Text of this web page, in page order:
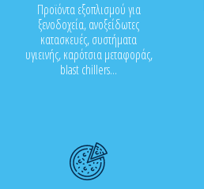
Προϊόντα εξοπλισμού για
ξενοδοχεία, ανοξείδωτες
κατασκευές, συστήματα
υγιεινής, καρότσια μεταφοράς,
blast chillers...